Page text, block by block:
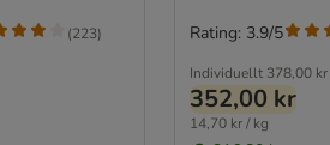
(223)
Individuellt 378,00 kr
352,00 kr
14,70 kr / kg
Rating: 3.9/5